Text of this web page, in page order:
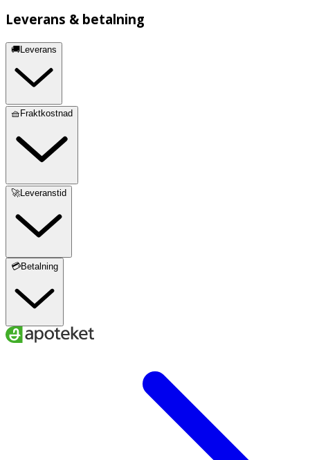
Leverans & betalning
🚚Leverans
🧺Fraktkostnad
🚀Leveranstid
💳Betalning